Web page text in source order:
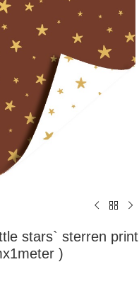
stars` sterren print
)